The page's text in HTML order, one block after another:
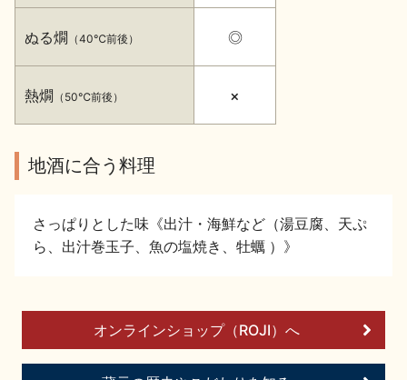
季節の商品 イベント情報
美味しい地酒の選び方
地酒蔵元会とは
ぬる燗 （40℃前後）
熱燗 （50℃前後）
◎
×
地酒に合う料理
さっぱりとした味《出汁・海鮮など（湯豆腐、天ぷ
ら、出汁巻玉子、魚の塩焼き、牡蠣 ）》
オンラインショップ（ROJI）へ